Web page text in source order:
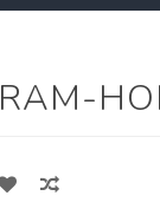
RAM-